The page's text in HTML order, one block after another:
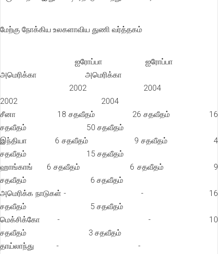
மேற்கு நோக்கிய உலகளாவிய துணி வர்த்தகம்
ஐரோப்பா ஐரோப்பா
அமெரிக்கா அமெரிக்கா
2002 2004
2002 2004
சீனா 18 சதவீதம் 26 சதவீதம் 16
சதவீதம் 50 சதவீதம்
இந்தியா 6 சதவீதம் 9 சதவீதம் 4
சதவீதம் 15 சதவீதம்
ஹாங்காங் 6 சதவீதம் 6 சதவீதம் 9
சதவீதம் 6 சதவீதம்
அமெரிக்க நாடுகள் - - 16
சதவீதம் 5 சதவீதம்
மெக்சிக்கோ - - 10
சதவீதம் 3 சதவீதம்
தாய்லாந்து - -